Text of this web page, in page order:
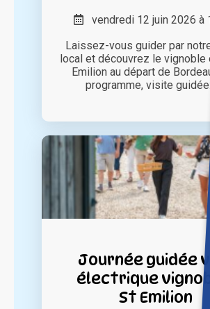
vendredi 12 juin 2026 à
Laissez-vous guider par notre
local et découvrez le vignoble
Emilion au départ de
programme, visite guidée:
Journée guidée
électrique
St Emilion